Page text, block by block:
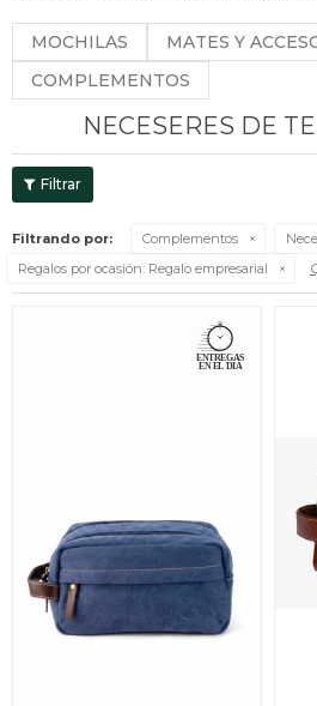
MOCHILAS
MATES Y
COMPLEMENTOS
NECESERES DE
Filtrando por: Complementos
Regalos por ocasión: Regalo empresarial